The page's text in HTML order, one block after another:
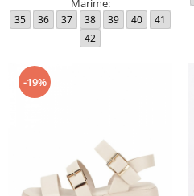
Marime:
35 36 37 38 39 40
41
42
-19%